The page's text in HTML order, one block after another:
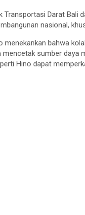
Transportasi Darat Bali
nasional,
bahwa
sumber daya
Hino dapat